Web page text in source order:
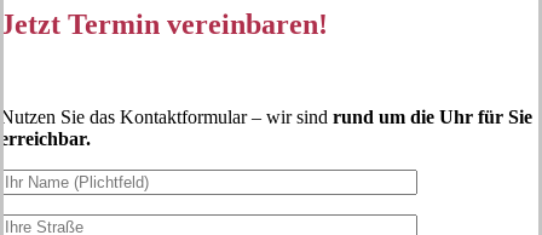
Jetzt Termin vereinbaren!
Nutzen Sie das Kontaktformular – wir sind rund um die Uhr für Sie
erreichbar.